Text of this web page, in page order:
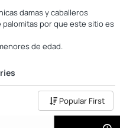
damas y caballeros
por que este sitio es
de edad.
Popular First